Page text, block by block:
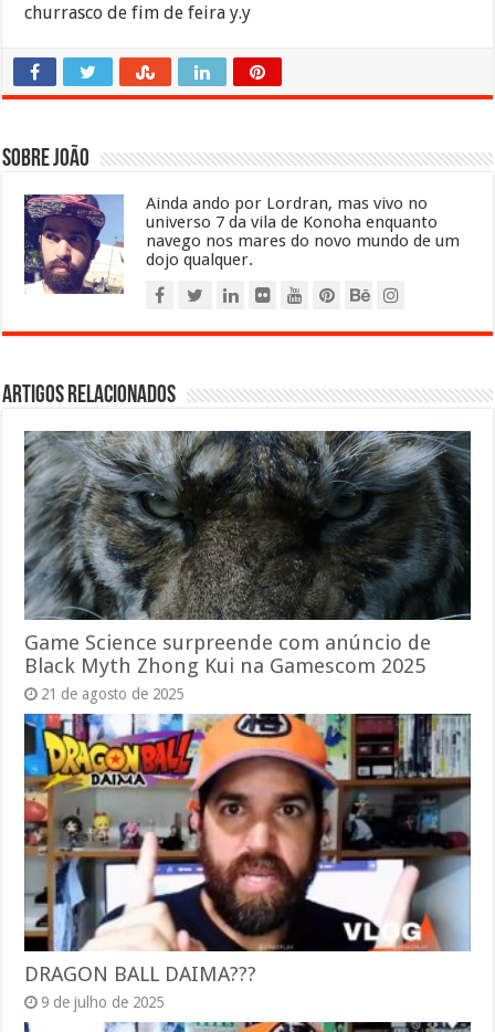
churrasco de fim de feira y.y
Sobre João
Ainda ando por Lordran, mas vivo no
universo 7 da vila de Konoha enquanto
navego nos mares do novo mundo de um
dojo qualquer.
Artigos relacionados
Game Science surpreende com anúncio de
Black Myth Zhong Kui na Gamescom 2025
21 de agosto de 2025
DRAGON BALL DAIMA???
9 de julho de 2025